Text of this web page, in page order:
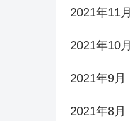
2021年11月
2021年10月
2021年9月
2021年8月